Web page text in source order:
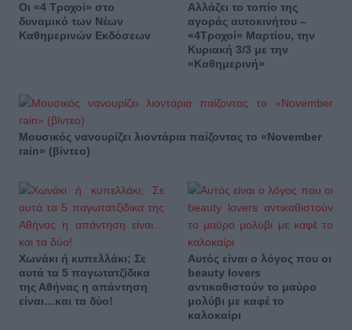
Οι «4 Τροχοί» στο
δυναμικό των Νέων
Καθημερινών Εκδόσεων
Αλλάζει το τοπίο της
αγοράς αυτοκινήτου –
«4Τροχοί» Μαρτίου, την
Κυριακή 3/3 με την
«Καθημερινή»
Μουσικός νανουρίζει λιοντάρια παίζοντας το «November
rain» (βίντεο)
Χωνάκι ή κυπελλάκι; Σε
αυτά τα 5 παγωτατζίδικα
της Αθήνας η απάντηση
είναι…και τα δύο!
Αυτός είναι ο λόγος που οι
beauty lovers
αντικαθιστούν το μαύρο
μολύβι με καφέ το
καλοκαίρι